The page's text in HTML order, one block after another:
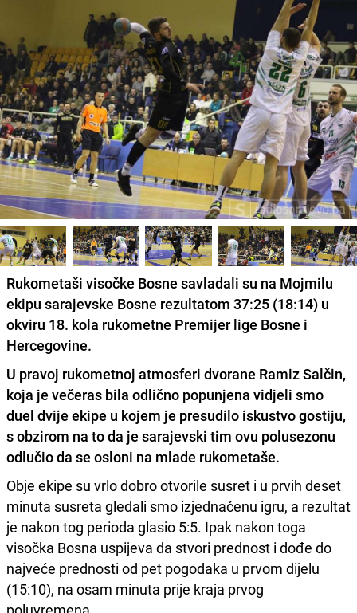
Rukometaši visočke Bosne savladali su na Mojmilu
ekipu sarajevske Bosne rezultatom 37:25 (18:14) u
okviru 18. kola rukometne Premijer lige Bosne i
Hercegovine.
U pravoj rukometnoj atmosferi dvorane Ramiz Salčin,
koja je večeras bila odlično popunjena vidjeli smo
duel dvije ekipe u kojem je presudilo iskustvo gostiju,
s obzirom na to da je sarajevski tim ovu polusezonu
odlučio da se osloni na mlade rukometaše.
Obje ekipe su vrlo dobro otvorile susret i u prvih deset
minuta susreta gledali smo izjednačenu igru, a rezultat
je nakon tog perioda glasio 5:5. Ipak nakon toga
visočka Bosna uspijeva da stvori prednost i dođe do
najveće prednosti od pet pogodaka u prvom dijelu
(15:10), na osam minuta prije kraja prvog